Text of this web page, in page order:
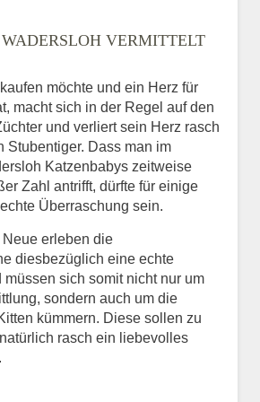
HOCHLADEN
seit
Verschwindens
VERMITTELT
möchte und ein Herz für
macht sich in der Regel auf den
und verliert sein Herz rasch
Stubentiger. Dass man im
Katzenbabys zeitweise
Zahl antrifft, dürfte für einige
Überraschung sein.
erleben die
diesbezüglich eine echte
müssen sich somit nicht nur um
sondern auch um die
kümmern. Diese sollen zu
rasch ein liebevolles